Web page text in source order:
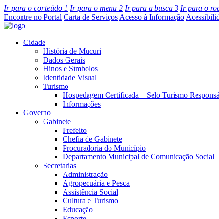
Ir para o conteúdo 1 Ir para o menu 2 Ir para a busca 3 Ir para o
Encontre no Portal Carta de Serviços Acesso à Informação
Cidade
História de Mucuri
Dados Gerais
Hinos e Símbolos
Identidade Visual
Turismo
Hospedagem Certificada – Selo Turismo
Informações
Governo
Gabinete
Prefeito
Chefia de Gabinete
Procuradoria do Município
Departamento Municipal de Comunicação Social
Secretarias
Administração
Agropecuária e Pesca
Assistência Social
Cultura e Turismo
Educação